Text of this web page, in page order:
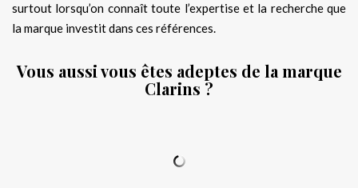
surtout lorsqu’on connaît toute l’expertise et la recherche que
la marque investit dans ces références.
Vous aussi vous êtes adeptes de la marque
Clarins ?